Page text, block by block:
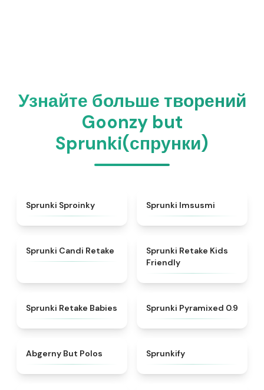
Узнайте больше творений
Goonzy but
Sprunki(спрунки)
Sprunki Sproinky Sprunki Imsusmi
★4.9
Sprunki Candi Retake ★
Sprunki Retake Kids
Friendly
★4.7
Sprunki Retake Babies ★ 4.9
Sprunki Pyramixed 0.9
Abgerny But Polos Sprunkify